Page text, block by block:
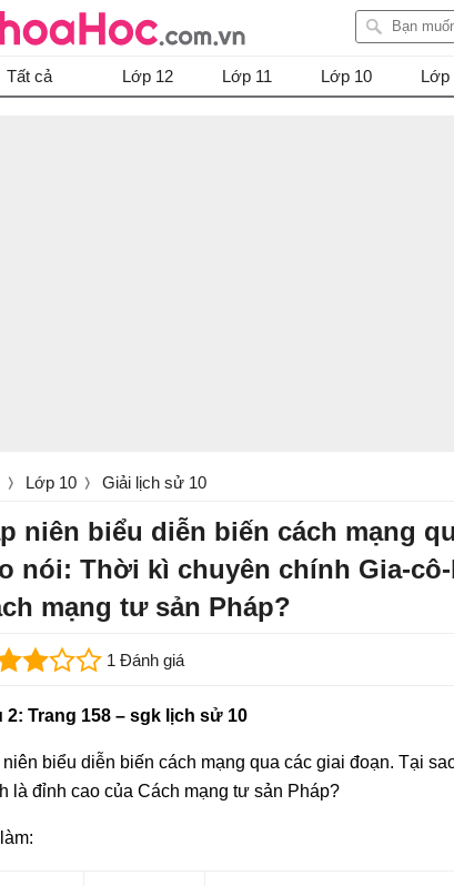
Tất cả Lớp 12 Lớp 11 Lớp 10 Lớp
Lớp 10 Giải lịch sử 10
niên biểu diễn biến cách mạng
nói: Thời kì chuyên chính Gia-
mạng tư sản Pháp?
1 Đánh giá
2: Trang 158 – sgk lịch sử 10
niên biểu diễn biến cách mạng qua các giai đoạn. Tại
là đỉnh cao của Cách mạng tư sản Pháp?